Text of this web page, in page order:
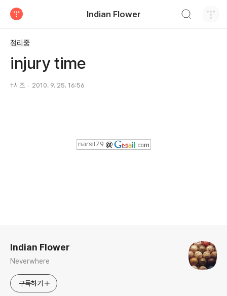
Indian Flower
정리중
injury time
†시즈 2010. 9. 25. 16:56
Indian Flower
Neverwhere
구독하기